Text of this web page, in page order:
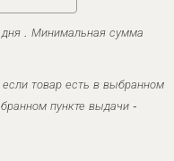
. Минимальная сумма
товар есть в выбранном
пункте выдачи -